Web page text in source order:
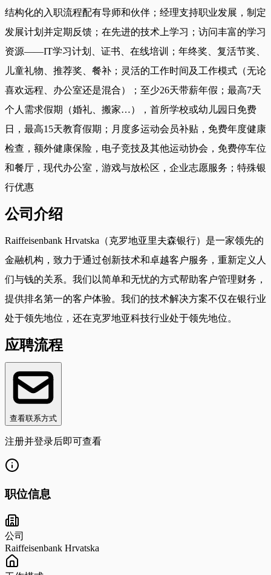
结构化的入职流程配有导师和伙伴；经理支持职业发展，制定
发展计划并定期反馈；在先进的技术上学习；访问丰富的学习
资源——IT学习计划、证书、在线培训；年终奖、复活节奖、
儿童礼物、推荐奖、餐补；灵活的工作时间及工作模式（无论
喜欢远程、办公室还是混合）；至少26天带薪年假；最高7天
个人需求假期（婚礼、搬家…），首所学校或幼儿园日免费
日，最高15天教育假期；月度多运动会员补贴，免费年度健康
检查，额外健康保险，电子竞技及其他运动协会，免费停车位
和餐厅，现代办公室，游戏与放松区，企业志愿服务；特殊银
行优惠
公司介绍
Raiffeisenbank Hrvatska（克罗地亚里夫森银行）是一家领先的
金融机构，致力于通过创新技术和卓越客户服务，重新定义人
们与钱的关系。我们以简单和无忧的方式帮助客户管理财务，
提供排名第一的客户体验。我们的技术解决方案不仅在银行业
处于领先地位，还在克罗地亚科技行业处于领先地位。
应聘流程
查看联系方式
注册并登录后即可查看
职位信息
公司
Raiffeisenbank Hrvatska